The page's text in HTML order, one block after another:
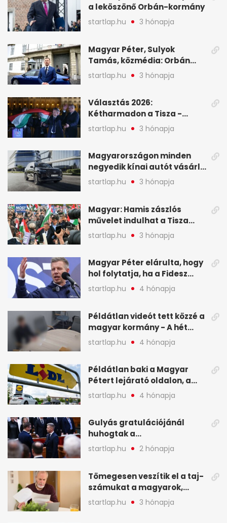
a leköszönő Orbán-kormány
startlap.hu 3 hónapja
Magyar Péter, Sulyok
Tamás, közmédia: Orbán
Viktor április 13. óta hallgat,
közben pörögnek az
startlap.hu 3 hónapja
Választás 2026:
Kétharmadon a Tisza -
mutatjuk, hogyan alakulnak
a mandátumok
startlap.hu 3 hónapja
Magyarországon minden
negyedik kínai autót vásárló
a Chery mellett döntött (X)
startlap.hu 3 hónapja
Magyar: Hamis zászlós
művelet indulhat a Tisza
ellen a választás napján - A
hét legfontosabb eseményei
startlap.hu 3 hónapja
Magyar Péter elárulta, hogy
hol folytatja, ha a Fidesz
nyeri a választást - A hét
legfontosabb hírei
startlap.hu 4 hónapja
Példátlan videót tett közzé a
magyar kormány - A hét
legfontosabb hírei
képekben
startlap.hu 4 hónapja
Példátlan baki a Magyar
Pétert lejárató oldalon, a
Lidlnek azonnal lépnie
kellett - A hét legfontosabb
startlap.hu 4 hónapja
Gulyás gratulációjánál
huhogtak a
leghangosabban, miután
Magyart miniszterelnökké
legfontosabb hírei
képekben
startlap.hu 2 hónapja
Tömegesen veszítik el a taj-
számukat a magyarok,
sokak ellen eljárást indít a
NAV - A hét hírei képekben
startlap.hu 3 hónapja